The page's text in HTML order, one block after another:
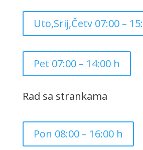
Uto,Srij,Četv 07:00 –
Pet 07:00 – 14:00 h
Rad sa strankama
Pon 08:00 – 16:00 h